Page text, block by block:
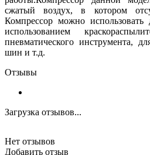
сжатый воздух, в котором
Компрессор можно
использованием
пневматического инструмента,
шин и т.д.
Отзывы
Загрузка отзывов...
Нет отзывов
Добавить отзыв